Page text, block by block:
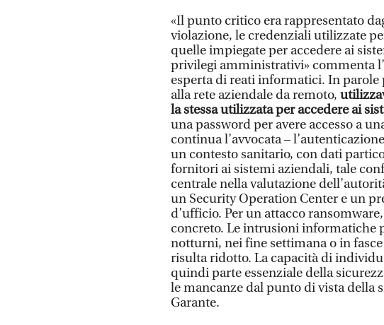
«Il punto critico era rappresentato
violazione, le credenziali utilizzate
quelle impiegate per accedere ai
privilegi amministrativi» commenta l’
esperta di reati informatici. In parole
alla rete aziendale da remoto,
la stessa utilizzata per accedere ai
una password per avere accesso a
continua l’avvocata –
un contesto sanitario, con dati
fornitori ai sistemi aziendali, tale
centrale nella valutazione
un Security Operation Center e un
d’ufficio. Per un attacco
concreto. Le intrusioni informatiche
notturni, nei fine settimana o in
risulta ridotto. La capacità di
quindi parte essenziale della
le mancanze dal punto di vista della
Garante.